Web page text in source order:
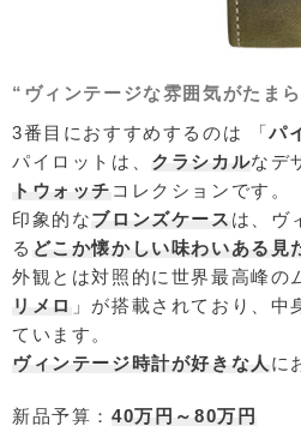
“ヴィンテージな雰囲気がたま
3番目におすすめするのは 「パ
パイロットは、 クラシカルなデ
トウォッチ コレクションです。
印象的なブロンズケース は、ヴ
る どこか懐かしい味わいある見
外観とは対照的に世界最高峰の
リメロ 」が搭載されており、中
ています。
ヴィンテージ時計が好きな人 に
新品予算： 40万円～80万円